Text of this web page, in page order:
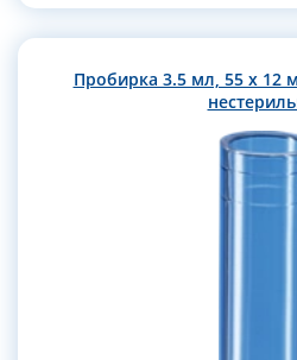
Пробирка 3.5 мл, 55 x 12